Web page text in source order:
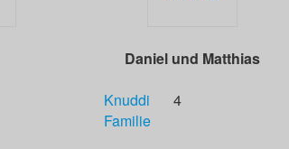
Daniel und Matthias
Knuddi
4
Familie